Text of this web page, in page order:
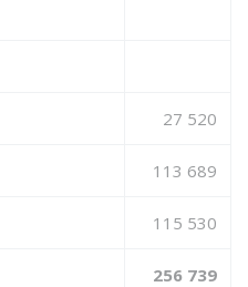
27 520
113 689
115 530
256 739